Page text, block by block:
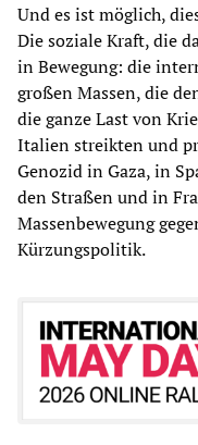
Und es ist möglich,
Die soziale Kraft, die
in Bewegung: die
großen Massen, die
die ganze Last von
Italien streikten und
Genozid in Gaza, in
den Straßen und in
Massenbewegung
Kürzungspolitik.